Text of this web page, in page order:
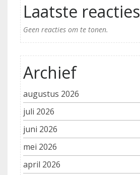
Laatste reacties
Geen reacties om te tonen.
Archief
augustus 2026
juli 2026
juni 2026
mei 2026
april 2026